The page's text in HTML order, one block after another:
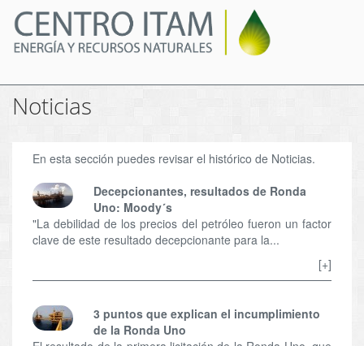
Pasar
contenido
principal
Noticias
En esta sección puedes revisar el histórico de Noticias.
Decepcionantes, resultados de Ronda
Uno: Moody´s
"La debilidad de los precios del petróleo fueron un factor
clave de este resultado decepcionante para la...
[+]
3 puntos que explican el incumplimiento
de la Ronda Uno